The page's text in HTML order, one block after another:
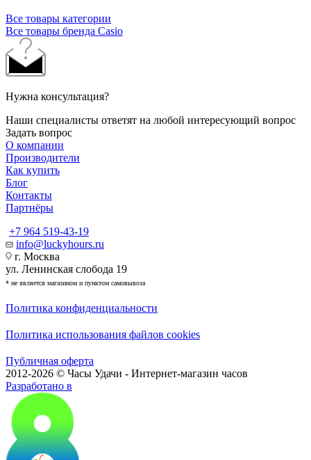
Все товары категории
Все товары бренда Casio
Нужна консультация?
Наши специалисты ответят на любой интересующий вопрос
Задать вопрос
О компании
Производители
Как купить
Блог
Контакты
Партнёры
+7 964 519-43-19
info@luckyhours.ru
г. Москва
ул. Ленинская слобода 19
* не является магазином и пунктом самовывоза
Политика конфиденциальности
Политика использования файлов cookies
Публичная оферта
2012-2026 © Часы Удачи - Интернет-магазин часов
Разработано в